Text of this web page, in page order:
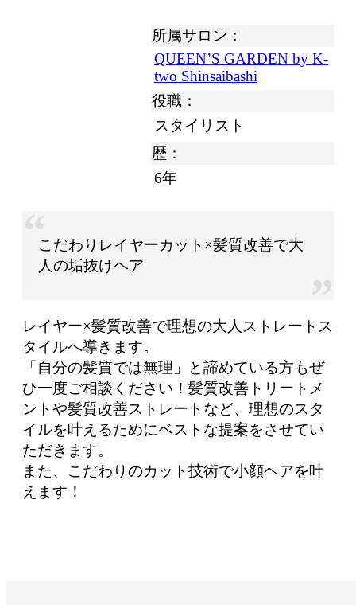
所属サロン：
QUEEN’S GARDEN by K-
two Shinsaibashi
役職：
スタイリスト
歴：
6年
こだわりレイヤーカット×髪質改善で大
人の垢抜けヘア
レイヤー×髪質改善で理想の大人ストレートス
タイルへ導きます。
「自分の髪質では無理」と諦めている方もぜ
ひ一度ご相談ください！髪質改善トリートメ
ントや髪質改善ストレートなど、理想のスタ
イルを叶えるためにベストな提案をさせてい
ただきます。
また、こだわりのカット技術で小顔ヘアを叶
えます！